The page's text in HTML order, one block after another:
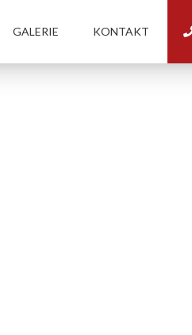
GALERIE KONTAKT